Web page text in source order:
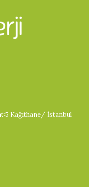
Kağıthane/ İstanbul